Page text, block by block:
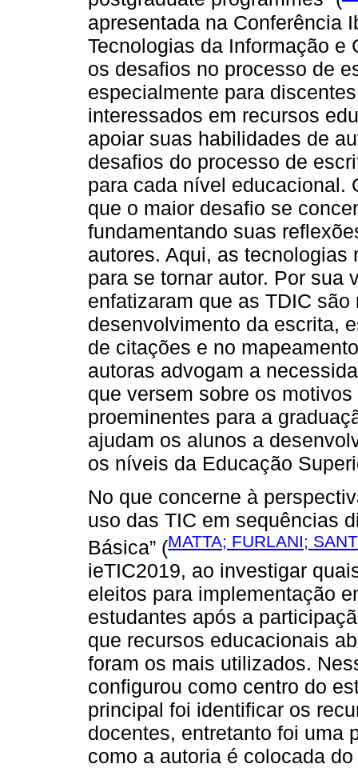
apresentada na Conferência
Tecnologias da Informação e
os desafios no processo de
especialmente para
interessados ​​em recursos
apoiar suas habilidades de
desafios do processo de
para cada nível educacional.
que o maior desafio se
fundamentando suas
autores. Aqui, as
para se tornar autor. Por sua
enfatizaram que as TDIC
desenvolvimento da escrita,
de citações e no
autoras advogam a
que versem sobre os
proeminentes para a
ajudam os alunos a
os níveis da Educação
No que concerne à
uso das TIC em sequências
Básica” (MATTA; FURLANI;
ieTIC2019, ao investigar
eleitos para implementação
estudantes após a
que recursos educacionais
foram os mais utilizados.
configurou como centro do
principal foi identificar os
docentes, entretanto foi uma
como a autoria é colocada